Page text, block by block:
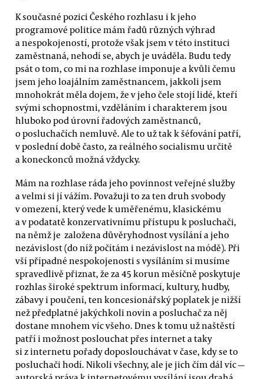
K současné pozici Českého rozhlasu i k jeho
programové politice mám řadů různých výhrad
a nespokojeností, protože však jsem v této instituci
zaměstnaná, nehodí se, abych je uváděla. Budu tedy
psát o tom, co mi na rozhlase imponuje a kvůli čemu
jsem jeho loajálním zaměstnancem, jakkoli jsem
mnohokrát měla dojem, že v jeho čele stojí lidé, kteří
svými schopnostmi, vzděláním i charakterem jsou
hluboko pod úrovní řadových zaměstnanců,
o posluchačích nemluvě. Ale to už tak k šéfování patří,
v poslední době často, za reálného socialismu určitě
a koneckonců možná vždycky.
Mám na rozhlase ráda jeho povinnost veřejné služby
a velmi si jí vážím. Považuji to za ten druh svobody
v omezení, který vede k uměřenému, klasickému
a v podatatě konzervativnímu přístupu k posluchači,
na němž je založena důvěryhodnost vysílání a jeho
nezávislost (do níž počítám i nezávislost na módě). Při
vší případné nespokojenosti s vysíláním si musíme
spravedlivě přiznat, že za 45 korun měsíčně poskytuje
rozhlas široké spektrum informací, kultury, hudby,
zábavy i poučení, ten koncesionářský poplatek je nižší
než předplatné jakýchkoli novin a posluchač za něj
dostane mnohem víc všeho. Dnes k tomu už naštěstí
patří i možnost poslouchat přes internet a taky
si z internetu pořady doposlouchávat v čase, kdy se to
posluchači hodí. Nikoli všechny, ale je jich čím dál víc —